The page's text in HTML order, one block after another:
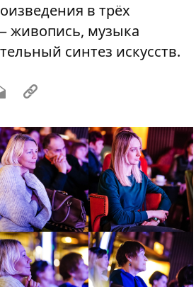
в трёх
живопись, музыка
синтез искусств.